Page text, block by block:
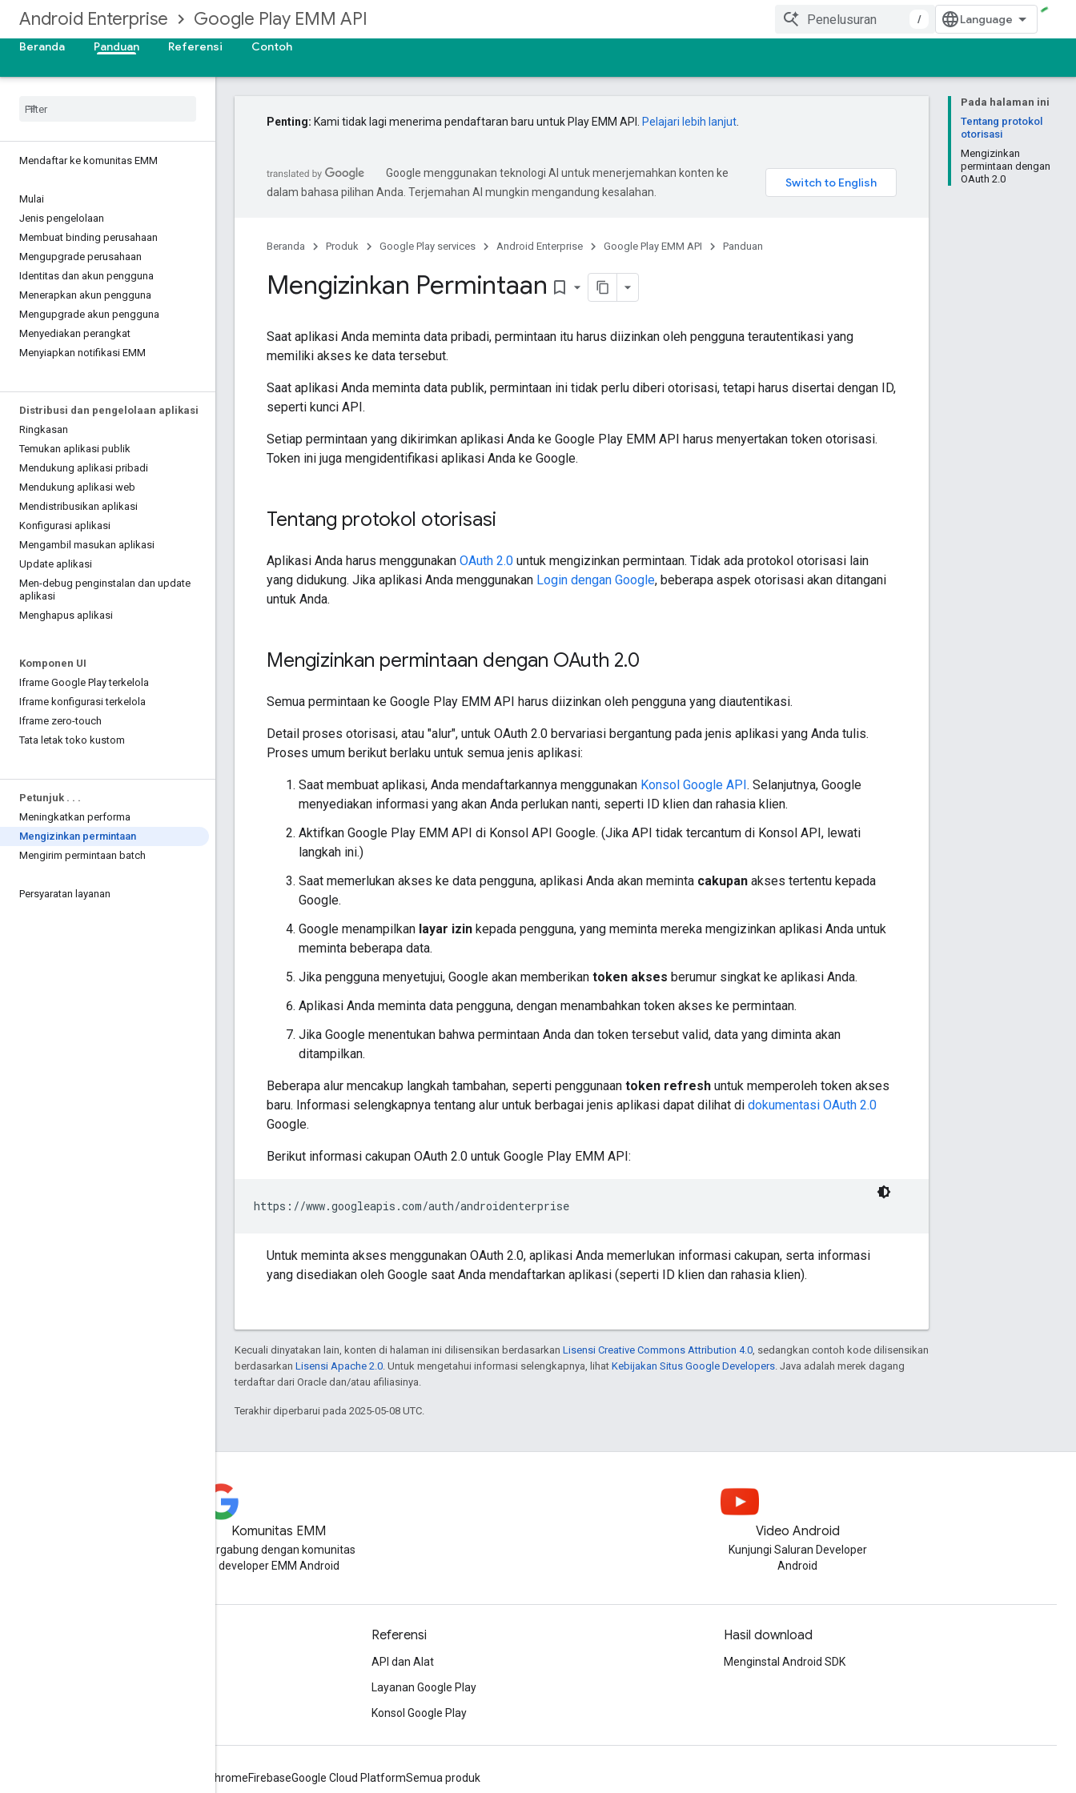
Android Enterprise Google Play EMM API
/
Beranda
Panduan Referensi Contoh
Mendaftar ke komunitas EMM
Mulai
Jenis pengelolaan
Membuat binding perusahaan
Mengupgrade perusahaan
Identitas dan akun pengguna
Menerapkan akun pengguna
Mengupgrade akun pengguna
Menyediakan perangkat
Menyiapkan notifikasi EMM
Distribusi dan pengelolaan aplikasi
Ringkasan
Temukan aplikasi publik
Mendukung aplikasi pribadi
Mendukung aplikasi web
Mendistribusikan aplikasi
Konfigurasi aplikasi
Mengambil masukan aplikasi
Update aplikasi
Men-debug penginstalan dan update
aplikasi
Menghapus aplikasi
Komponen UI
Iframe Google Play terkelola
Iframe konfigurasi terkelola
Iframe zero-touch
Tata letak toko kustom
Petunjuk . . .
Meningkatkan performa
Mengizinkan permintaan
Mengirim permintaan batch
Persyaratan layanan
Pada halaman ini
Tentang protokol
otorisasi
Mengizinkan
permintaan dengan
OAuth 2.0
Penting: Kami tidak lagi menerima pendaftaran baru untuk Play EMM API. Pelajari lebih lanjut
Google menggunakan teknologi AI untuk menerjemahkan konten ke
dalam bahasa pilihan Anda. Terjemahan AI mungkin mengandung kesalahan.
Beranda Produk Google Play services Android Enterprise Google Play EMM API Panduan
Mengizinkan Permintaan bookmark_border
Saat aplikasi Anda meminta data pribadi, permintaan itu harus diizinkan oleh pengguna terautentikasi yang
memiliki akses ke data tersebut.
Saat aplikasi Anda meminta data publik, permintaan ini tidak perlu diberi otorisasi, tetapi harus disertai dengan ID,
seperti kunci API.
Setiap permintaan yang dikirimkan aplikasi Anda ke Google Play EMM API harus menyertakan token otorisasi.
Token ini juga mengidentifikasi aplikasi Anda ke Google.
Tentang protokol otorisasi
Aplikasi Anda harus menggunakan OAuth 2.0 untuk mengizinkan permintaan. Tidak ada protokol otorisasi lain
yang didukung. Jika aplikasi Anda menggunakan Login dengan Google, beberapa aspek otorisasi akan ditangani
untuk Anda.
Mengizinkan permintaan dengan OAuth 2.0
Semua permintaan ke Google Play EMM API harus diizinkan oleh pengguna yang diautentikasi.
Detail proses otorisasi, atau "alur", untuk OAuth 2.0 bervariasi bergantung pada jenis aplikasi yang Anda tulis.
Proses umum berikut berlaku untuk semua jenis aplikasi:
Saat membuat aplikasi, Anda mendaftarkannya menggunakan Konsol Google API. Selanjutnya, Google
menyediakan informasi yang akan Anda perlukan nanti, seperti ID klien dan rahasia klien.
Aktifkan Google Play EMM API di Konsol API Google. (Jika API tidak tercantum di Konsol API, lewati
langkah ini.)
Saat memerlukan akses ke data pengguna, aplikasi Anda akan meminta cakupan akses tertentu kepada
Google.
Google menampilkan layar izin kepada pengguna, yang meminta mereka mengizinkan aplikasi Anda untuk
meminta beberapa data.
Jika pengguna menyetujui, Google akan memberikan token akses berumur singkat ke aplikasi Anda.
Aplikasi Anda meminta data pengguna, dengan menambahkan token akses ke permintaan.
Jika Google menentukan bahwa permintaan Anda dan token tersebut valid, data yang diminta akan
ditampilkan.
Beberapa alur mencakup langkah tambahan, seperti penggunaan token refresh untuk memperoleh token akses
baru. Informasi selengkapnya tentang alur untuk berbagai jenis aplikasi dapat dilihat di dokumentasi OAuth 2.0
Google.
Berikut informasi cakupan OAuth 2.0 untuk Google Play EMM API:
https://www.googleapis.com/auth/androidenterprise
Untuk meminta akses menggunakan OAuth 2.0, aplikasi Anda memerlukan informasi cakupan, serta informasi
yang disediakan oleh Google saat Anda mendaftarkan aplikasi (seperti ID klien dan rahasia klien).
Kecuali dinyatakan lain, konten di halaman ini dilisensikan berdasarkan Lisensi Creative Commons Attribution 4.0 , sedangkan contoh kode dilisensikan
berdasarkan Lisensi Apache 2.0 . Untuk mengetahui informasi selengkapnya, lihat Kebijakan Situs Google Developers . Java adalah merek dagang
terdaftar dari Oracle dan/atau afiliasinya.
Terakhir diperbarui pada 2025-05-08 UTC.
Komunitas EMM
Bergabung dengan komunitas
developer EMM Android
Video Android
Kunjungi Saluran Developer
Android
Referensi
API dan Alat
Layanan Google Play
Konsol Google Play
Hasil download
Menginstal Android SDK
ChromeFirebaseGoogle Cloud PlatformSemua produk